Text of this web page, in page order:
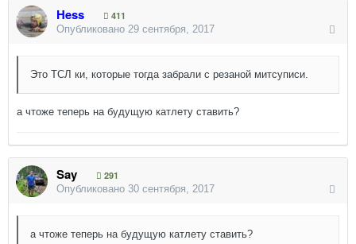
Hess
411
Опубликовано 29 сентября, 2017
Это ТСЛ ки, которые тогда забрали с резаной митсуписи.
а чтоже теперь на будущую катлету ставить?
Say
291
Опубликовано 30 сентября, 2017
а чтоже теперь на будущую катлету ставить?